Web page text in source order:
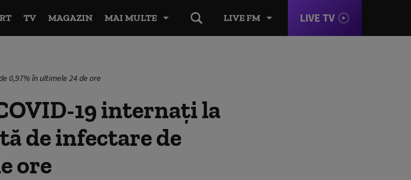
LIVE FM LIVE TV
TV MAGAZIN MAI MULTE
0,97% în ultimele 24 de ore
19 internați la
de infectare de
ore